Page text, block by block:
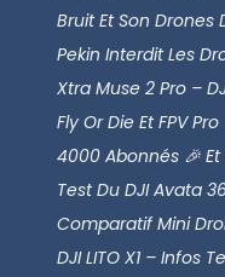
Bruit Et Son Drones
Pekin Interdit Les
Xtra Muse 2 Pro –
Fly Or Die Et FPV Pro
4000 Abonnés 🎉
Test Du DJI Avata
Comparatif Mini
DJI LITO X1 – Infos